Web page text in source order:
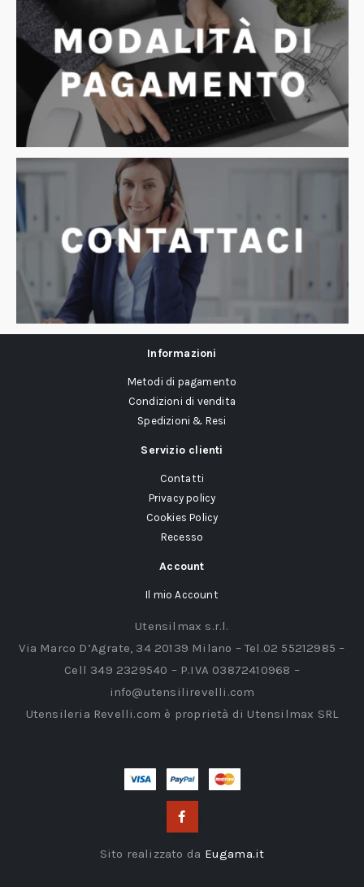
Informazioni
Metodi di pagamento
Condizioni di vendita
Spedizioni & Resi
Servizio clienti
Contatti
Privacy policy
Cookies Policy
Recesso
Account
Il mio Account
Utensilmax s.r.l.
Via Marco D’Agrate, 34 20139 Milano – Tel.02 55212985 –
Cell 349 2329540 – P.IVA 03872410968 –
info@utensilirevelli.com
Utensileria Revelli.com è proprietà di Utensilmax SRL
Sito realizzato da Eugama.it